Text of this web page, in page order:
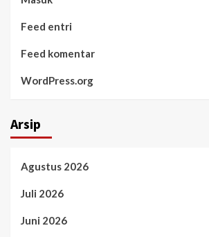
Feed entri
Feed komentar
WordPress.org
Arsip
Agustus 2026
Juli 2026
Juni 2026